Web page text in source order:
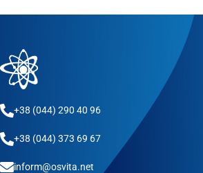
+38 (044) 290 40 96
+38 (044) 373 69 67
inform@osvita.net